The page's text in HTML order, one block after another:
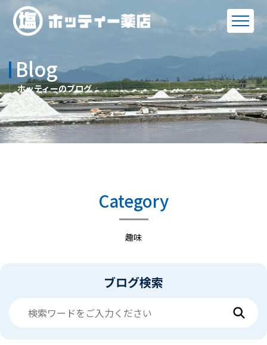
Blog
ホッティーのブログ
Category
趣味
ブログ検索